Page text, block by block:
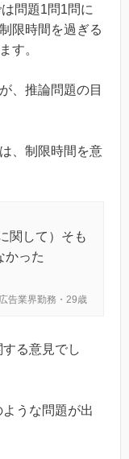
問題1問1問に
限時間を過ぎる
す。
、推論問題の目
、制限時間を意
関して）そも
かった
告業界勤務・29歳
る意見でし
うな問題が出